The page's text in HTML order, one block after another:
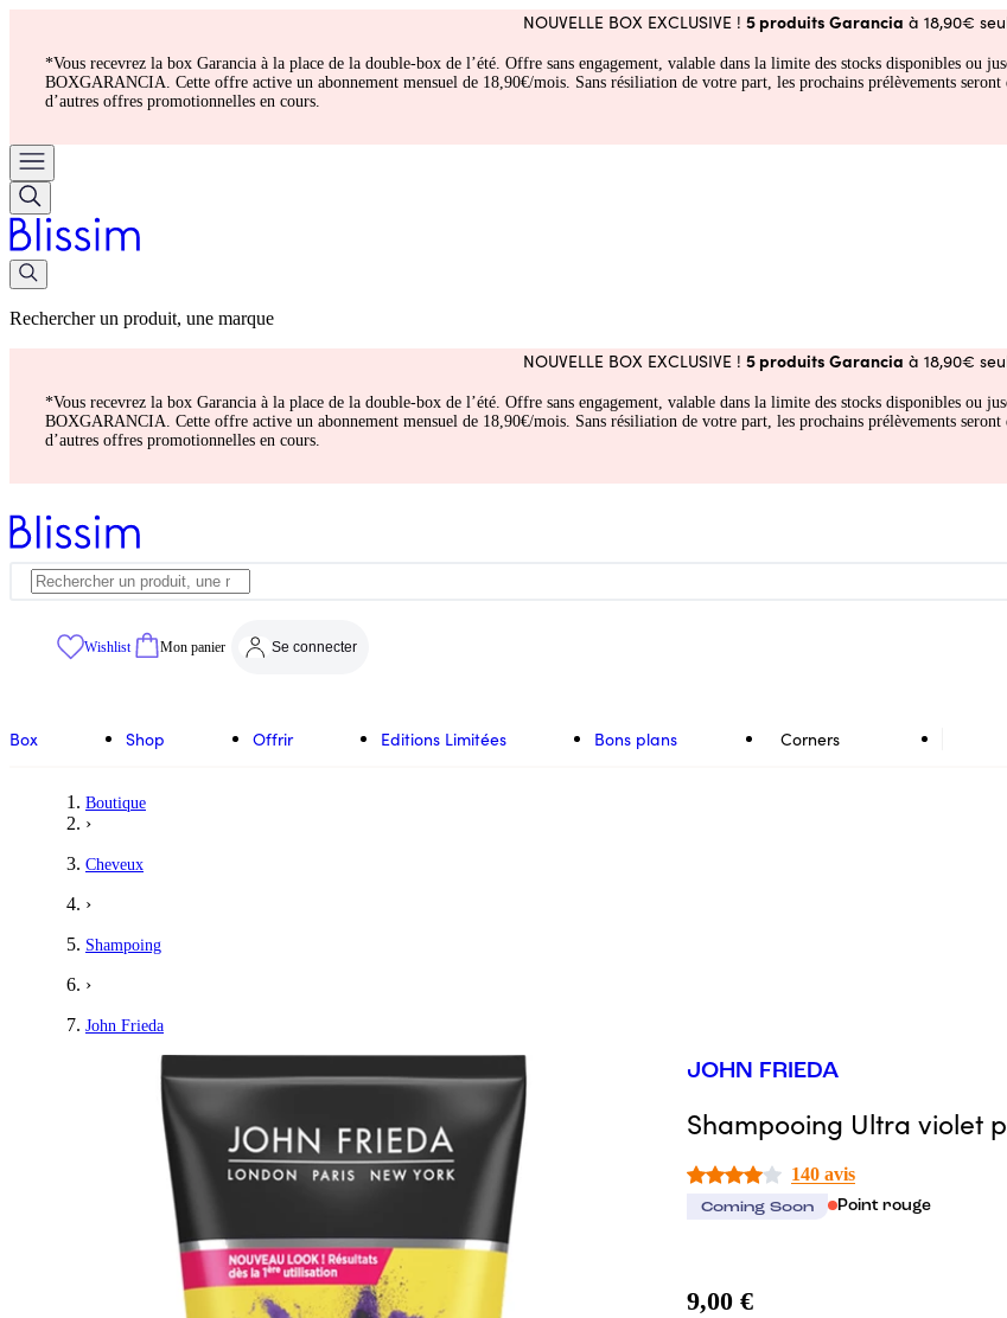
NOUVELLE BOX EXCLUSIVE ! 5 produits Garancia à 18,90€
*Vous recevrez la box Garancia à la place de la double-box de l’été. Offre sans engagement, valable dans la limite des stocks disponibles ou
BOXGARANCIA. Cette offre active un abonnement mensuel de 18,90€/mois. Sans résiliation de votre part, les prochains prélèvements
d’autres offres promotionnelles en cours.
Rechercher un produit, une marque
NOUVELLE BOX EXCLUSIVE ! 5 produits Garancia à 18,90€
*Vous recevrez la box Garancia à la place de la double-box de l’été. Offre sans engagement, valable dans la limite des stocks disponibles ou
BOXGARANCIA. Cette offre active un abonnement mensuel de 18,90€/mois. Sans résiliation de votre part, les prochains prélèvements
d’autres offres promotionnelles en cours.
Wishlist Mon panier Se connecter
Box Shop Offrir Editions Limitées Bons plans Corners
Boutique
›
Cheveux
›
Shampoing
›
John Frieda
JOHN FRIEDA
Shampooing Ultra violet
140 avis
Coming Soon Point rouge
9,00 €